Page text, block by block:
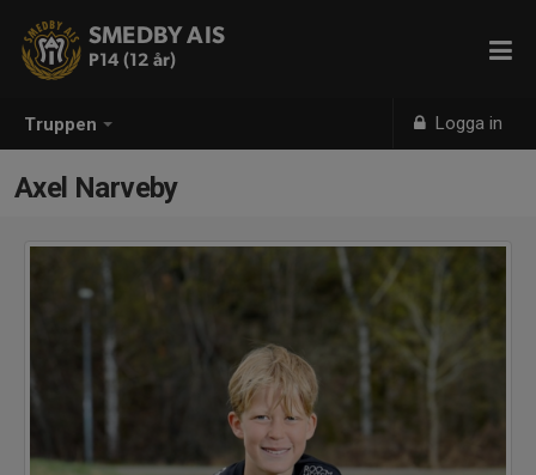
Truppen Logga in
SMEDBY AIS
P14 (12 år)
Axel Narveby